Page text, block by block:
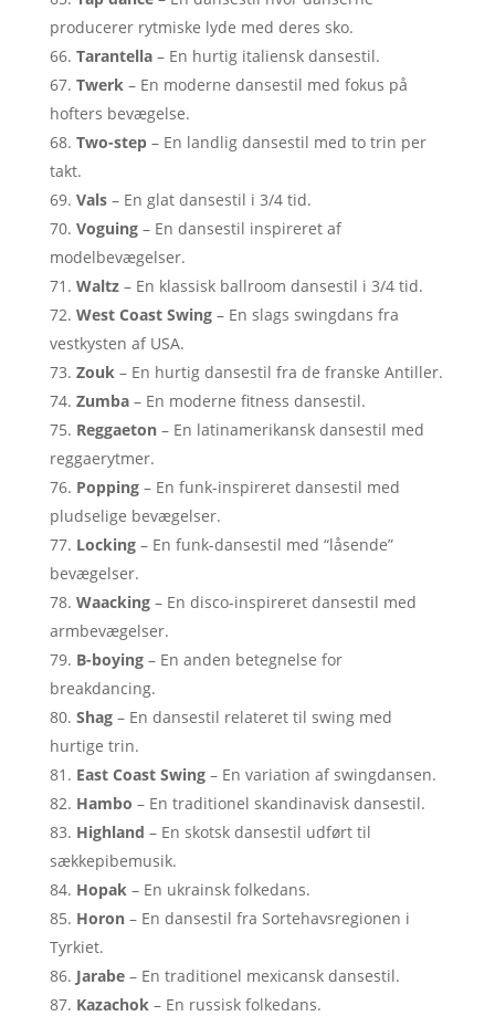
producerer rytmiske lyde med deres sko.
Tarantella– En hurtig italiensk dansestil.
Twerk– En moderne dansestil med fokus på
hofters bevægelse.
Two-step– En landlig dansestil med to trin per
takt.
Vals– En glat dansestil i 3/4 tid.
Voguing– En dansestil inspireret af
modelbevægelser.
Waltz– En klassisk ballroom dansestil i 3/4 tid.
West Coast Swing– En slags swingdans fra
vestkysten af USA.
Zouk– En hurtig dansestil fra de franske Antiller.
Zumba– En moderne fitness dansestil.
Reggaeton– En latinamerikansk dansestil med
reggaerytmer.
Popping– En funk-inspireret dansestil med
pludselige bevægelser.
Locking– En funk-dansestil med “låsende”
bevægelser.
Waacking– En disco-inspireret dansestil med
armbevægelser.
B-boying– En anden betegnelse for
breakdancing.
Shag– En dansestil relateret til swing med
hurtige trin.
East Coast Swing– En variation af swingdansen.
Hambo – En traditionel skandinavisk dansestil.
Highland – En skotsk dansestil udført til
sækkepibemusik.
Hopak– En ukrainsk folkedans.
Horon– En dansestil fra Sortehavsregionen i
Tyrkiet.
Jarabe– En traditionel mexicansk dansestil.
Kazachok– En russisk folkedans.